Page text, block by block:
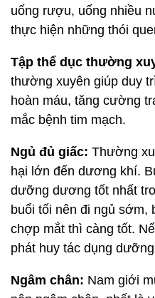
uống rượu, uống nhiều
thực hiện những thói
Tập thể dục thường
thường xuyên giúp duy
hoàn máu, tăng cường
mắc bệnh tim mạch.
Ngủ đủ giấc: Thường
hại lớn đến dương khí.
dưỡng dương tốt nhất
buổi tối nên đi ngủ sớm,
chợp mắt thì càng tốt.
phát huy tác dụng
Ngâm chân: Nam giới